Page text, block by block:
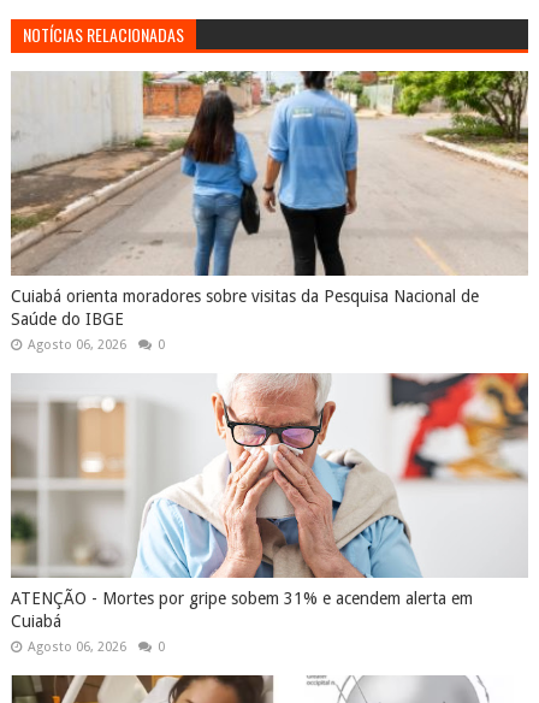
NOTÍCIAS RELACIONADAS
Cuiabá orienta moradores sobre visitas da Pesquisa Nacional de
Saúde do IBGE
Agosto 06, 2026 0
ATENÇÃO - Mortes por gripe sobem 31% e acendem alerta em
Cuiabá
Agosto 06, 2026 0